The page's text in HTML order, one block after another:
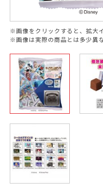
※画像をクリックすると、拡大
※画像は実際の商品とは多少異